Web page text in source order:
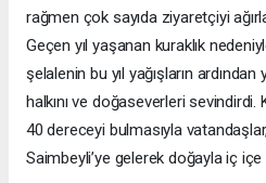
rağmen çok sayıda ziyaretçiyi
Geçen yıl yaşanan kuraklık
şelalenin bu yıl yağışların
halkını ve doğaseverleri sevindirdi.
40 dereceyi bulmasıyla
Saimbeyli’ye gelerek doğayla iç